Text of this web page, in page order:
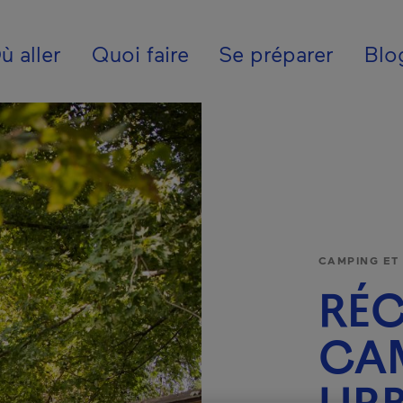
- Fr - Canada
aller Quoi faire Se préparer
CAMPING ET